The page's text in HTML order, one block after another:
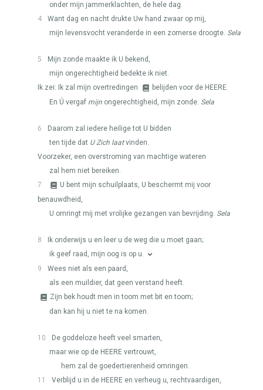
onder mijn jammerklachten, de hele dag.
4
Want dag en nacht drukte Uw hand zwaar op mij,
mijn levensvocht veranderde in een zomerse droogte. Sela
5
Mijn zonde maakte ik U bekend,
mijn ongerechtigheid bedekte ik niet.
Ik zei: Ik zal mijn overtredingen
belijden voor de HEERE.
En Ú vergaf mijn ongerechtigheid, mijn zonde. Sela
6
Daarom zal iedere heilige tot U bidden
ten tijde dat U Zich laatvinden.
Voorzeker, een overstroming van machtige wateren
zal hem niet bereiken.
7
U bent mijn schuilplaats, U beschermt mij voor
benauwdheid,
U omringt mij met vrolijke gezangen van bevrijding. Sela
8
Ik onderwijs u en leer u de weg die u moet gaan;
ik geef raad, mijn oog is op u.
9
Wees niet als een paard,
als een muildier, dat geen verstand heeft.
Zijn bek houdt men in toom met bit en toom;
dan kan hij u niet te na komen.
10
De goddeloze heeft veel smarten,
maar wie op de HEERE vertrouwt,
hem zal de goedertierenheid omringen.
11
Verblijd u in de HEERE en verheug u, rechtvaardigen,